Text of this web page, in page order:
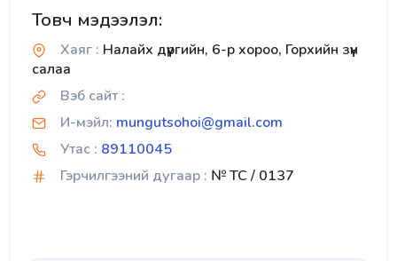
Товч мэдээлэл:
Хаяг : Налайх дүүргийн, 6-р хороо, Горхийн зүүн
салаа
Вэб сайт :
И-мэйл: mungutsohoi@gmail.com
Утас : 89110045
Гэрчилгээний дугаар : № TC / 0137